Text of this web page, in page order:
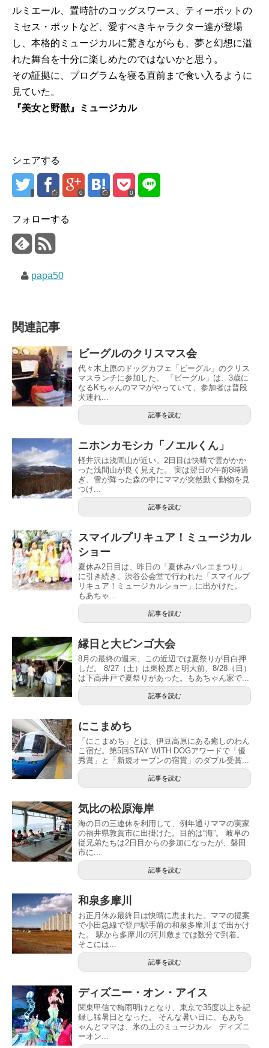
ルミエール、置時計のコッグスワース、ティーポットの
ミセス・ポットなど、愛すべきキャラクター達が登場
し、本格的ミュージカルに驚きながらも、夢と幻想に溢
れた舞台を十分に楽しめたのではないかと思う。
その証拠に、プログラムを寝る直前まで食い入るように
見ていた。
『美女と野獣』ミュージカル
シェアする
0 0
フォローする
papa50
関連記事
ビーグルのクリスマス会
代々木上原のドッグカフェ「ビーグル」のクリス
マスランチに参加した。 「ビーグル」は、3歳に
なるKちゃんのママがやっていて、参加者は普段
犬連れ...
記事を読む
ニホンカモシカ「ノエルくん」
軽井沢は浅間山が近い。2日目は快晴で雲がかか
った浅間山が良く見えた。 実は翌日の午前8時過
ぎ、雪が降った森の中にママが突然動く動物を見
つけ...
記事を読む
スマイルプリキュア！ミュージカル
ショー
夏休み2日目は、昨日の「夏休みバレエまつり」
に引き続き、渋谷公会堂で行われた「スマイルプ
リキュア！ミュージカルショー」に出かけた。
もあちゃ...
記事を読む
縁日と大ビンゴ大会
8月の最終の週末、この近辺では夏祭りが目白押
しだ。 8/27（土）は東松原と明大前、8/28（日）
は下高井戸で夏祭りがあった。もあちゃん家で...
記事を読む
にこまめち
「にこまめち」とは、伊豆高原にある癒しのわん
こ宿だ。第5回STAY WITH DOGアワードで「優
秀賞」と「新規オープンの宿賞」のダブル受賞...
記事を読む
気比の松原海岸
海の日の三連休を利用して、例年通りママの実家
の福井県敦賀市に出掛けた。目的は“海”。 岐阜の
従兄弟たちは2日目からの参加になったが、磐田
市に...
記事を読む
和泉多摩川
お正月休み最終日は快晴に恵まれた。ママの提案
で小田急線で登戸駅手前の和泉多摩川まで出かけ
た。 駅から多摩川の河川敷までは数分で到着。
そこには...
記事を読む
ディズニー・オン・アイス
関東甲信で梅雨明けとなり、東京で35度以上を記
録し猛暑日となった。 そんな暑い日に、もあち
ゃんとママは、氷の上のミュージカル ディズニ
ーオン...